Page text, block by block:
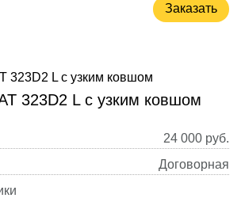
Заказать
323D2 L с узким ковшом
24 000 руб.
Договорная